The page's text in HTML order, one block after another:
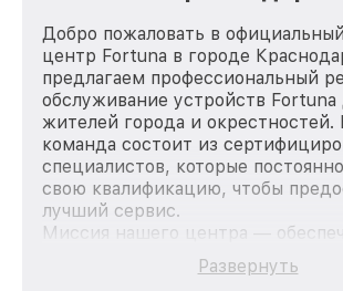
Добро пожаловать в
центр Fortuna в городе
предлагаем профессиональный
обслуживание устройств Fortuna
жителей города и окрестностей.
команда состоит из
специалистов, которые
свою квалификацию, чтобы
лучший сервис.
Миссия нашего центра —
качественный и доступный
каждого пользователя
Развернуть